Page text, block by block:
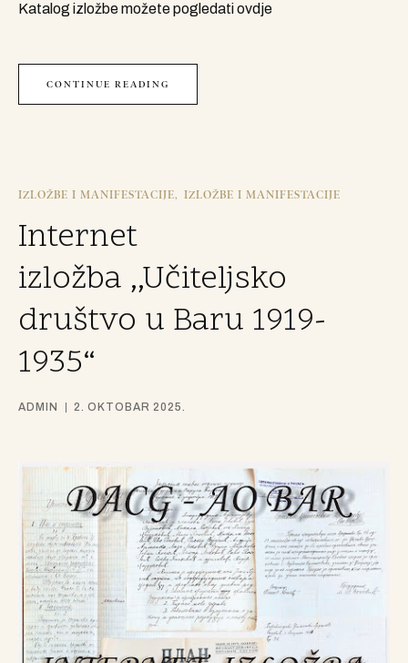
Katalog izložbe možete pogledati ovdje
CONTINUE READING
IZLOŽBE I MANIFESTACIJE IZLOŽBE I MANIFESTACIJE
Internet
izložba ,,Učiteljsko
društvo u Baru 1919-
1935“
ADMIN 2. OKTOBAR 2025.